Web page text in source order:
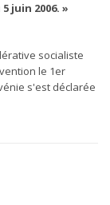
juin 2006. »
socialiste
le 1er
s'est déclarée